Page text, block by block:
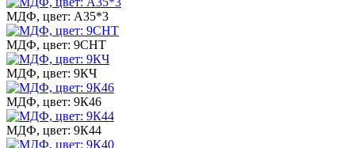
МДФ, цвет: А35*3
МДФ, цвет: 9СНТ
МДФ, цвет: 9КЧ
МДФ, цвет: 9К46
МДФ, цвет: 9К44